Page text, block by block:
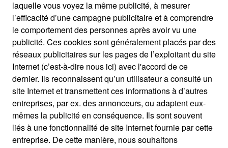
laquelle vous voyez la même publicité, à mesurer
l’efficacité d’une campagne publicitaire et à comprendre
le comportement des personnes après avoir vu une
publicité. Ces cookies sont généralement placés par des
réseaux publicitaires sur les pages de l’exploitant du site
Internet (c’est-à-dire nous ici) avec l'accord de ce
dernier. Ils reconnaissent qu’un utilisateur a consulté un
site Internet et transmettent ces informations à d’autres
entreprises, par ex. des annonceurs, ou adaptent eux-
mêmes la publicité en conséquence. Ils sont souvent
liés à une fonctionnalité de site Internet fournie par cette
entreprise. De cette manière, nous souhaitons